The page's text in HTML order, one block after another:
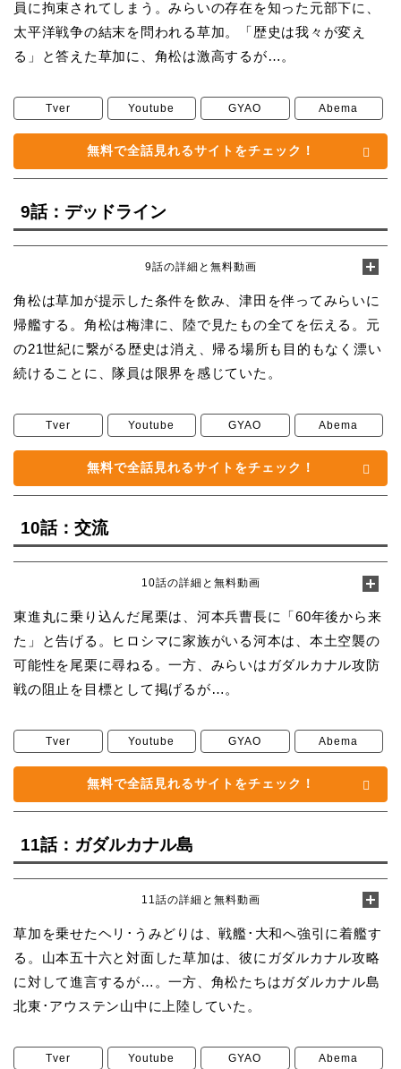
員に拘束されてしまう。みらいの存在を知った元部下に、
太平洋戦争の結末を問われる草加。「歴史は我々が変え
る」と答えた草加に、角松は激高するが…。
Tver Youtube GYAO Abema
無料で全話見れるサイトをチェック！
9話：デッドライン
9話の詳細と無料動画
角松は草加が提示した条件を飲み、津田を伴ってみらいに
帰艦する。角松は梅津に、陸で見たもの全てを伝える。元
の21世紀に繋がる歴史は消え、帰る場所も目的もなく漂い
続けることに、隊員は限界を感じていた。
Tver Youtube GYAO Abema
無料で全話見れるサイトをチェック！
10話：交流
10話の詳細と無料動画
東進丸に乗り込んだ尾栗は、河本兵曹長に「60年後から来
た」と告げる。ヒロシマに家族がいる河本は、本土空襲の
可能性を尾栗に尋ねる。一方、みらいはガダルカナル攻防
戦の阻止を目標として掲げるが…。
Tver Youtube GYAO Abema
無料で全話見れるサイトをチェック！
11話：ガダルカナル島
11話の詳細と無料動画
草加を乗せたヘリ･うみどりは、戦艦･大和へ強引に着艦す
る。山本五十六と対面した草加は、彼にガダルカナル攻略
に対して進言するが…。一方、角松たちはガダルカナル島
北東･アウステン山中に上陸していた。
Tver Youtube GYAO Abema